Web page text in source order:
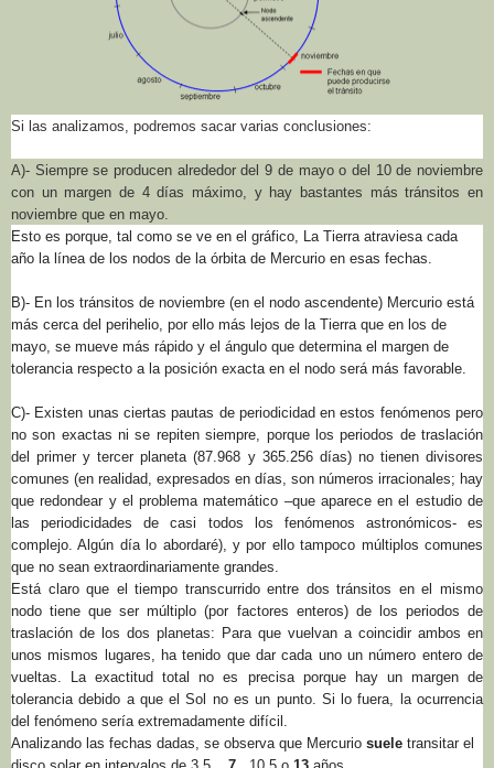
Si las analizamos, podremos sacar varias conclusiones:
A)- Siempre se producen alrededor del 9 de mayo o del 10 de noviembre
con un margen de 4 días máximo, y hay bastantes más tránsitos en
noviembre que en mayo.
Esto es porque, tal como se ve en el gráfico, La Tierra atraviesa cada
año la línea de los nodos de la órbita de Mercurio en esas fechas.
B)- En los tránsitos de noviembre (en el nodo ascendente) Mercurio está
más cerca del perihelio, por ello más lejos de la Tierra que en los de
mayo, se mueve más rápido y el ángulo que determina el margen de
tolerancia respecto a la posición exacta en el nodo será más favorable.
C)- Existen unas ciertas pautas de periodicidad en estos fenómenos pero
no son exactas ni se repiten siempre, porque los periodos de traslación
del primer y tercer planeta (87.968 y 365.256 días) no tienen divisores
comunes (en realidad, expresados en días, son números irracionales; hay
que redondear y el problema matemático –que aparece en el estudio de
las periodicidades de casi todos los fenómenos astronómicos- es
complejo. Algún día lo abordaré), y por ello tampoco múltiplos comunes
que no sean extraordinariamente grandes.
Está claro que el tiempo transcurrido entre dos tránsitos en el mismo
nodo tiene que ser múltiplo (por factores enteros) de los periodos de
traslación de los dos planetas: Para que vuelvan a coincidir ambos en
unos mismos lugares, ha tenido que dar cada uno un número entero de
vueltas. La exactitud total no es precisa porque hay un margen de
tolerancia debido a que el Sol no es un punto. Si lo fuera, la ocurrencia
del fenómeno sería extremadamente difícil.
Analizando las fechas dadas, se observa que Mercurio suele transitar el